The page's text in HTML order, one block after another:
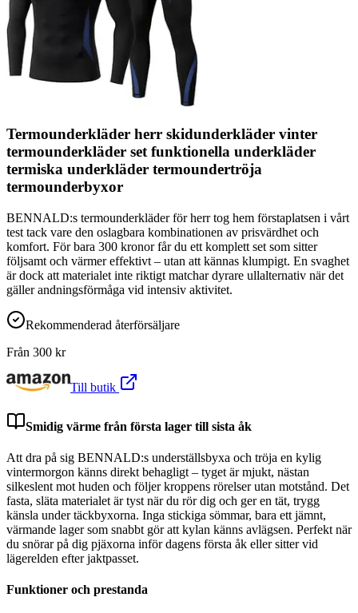
Termounderkläder herr skidunderkläder vinter
termounderkläder set funktionella underkläder
termiska underkläder termoundertröja
termounderbyxor
BENNALD:s termounderkläder för herr tog hem förstaplatsen i vårt
test tack vare den oslagbara kombinationen av prisvärdhet och
komfort. För bara 300 kronor får du ett komplett set som sitter
följsamt och värmer effektivt – utan att kännas klumpigt. En svaghet
är dock att materialet inte riktigt matchar dyrare ullalternativ när det
gäller andningsförmåga vid intensiv aktivitet.
Rekommenderad återförsäljare
Från 300 kr
Till butik
Smidig värme från första lager till sista åk
Att dra på sig BENNALD:s underställsbyxa och tröja en kylig
vintermorgon känns direkt behagligt – tyget är mjukt, nästan
silkeslent mot huden och följer kroppens rörelser utan motstånd. Det
fasta, släta materialet är tyst när du rör dig och ger en tät, trygg
känsla under täckbyxorna. Inga stickiga sömmar, bara ett jämnt,
värmande lager som snabbt gör att kylan känns avlägsen. Perfekt när
du snörar på dig pjäxorna inför dagens första åk eller sitter vid
lägerelden efter jaktpasset.
Funktioner och prestanda